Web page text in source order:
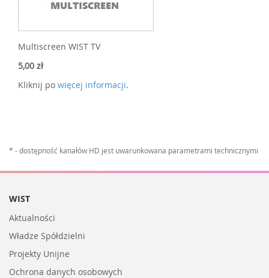
Multiscreen WIST TV
5,00 zł
Kliknij po więcej informacji.
* - dostępność kanałów HD jest uwarunkowana parametrami technicznymi
WIST
Aktualności
Władze Spółdzielni
Projekty Unijne
Ochrona danych osobowych